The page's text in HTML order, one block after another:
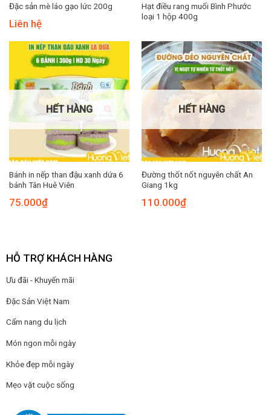
Đặc sản mè láo gạo lức 200g
Liên hệ
Hạt điều rang muối Bình Phước
loại 1 hộp 400g
HẾT HÀNG
Bánh in nếp than đậu xanh dứa 6
bánh Tân Huê Viên
75.000₫
HẾT HÀNG
Đường thốt nốt nguyên chất An
Giang 1kg
110.000₫
HỖ TRỢ KHÁCH HÀNG
Ưu đãi - Khuyến mãi
Đặc Sản Việt Nam
Cẩm nang du lịch
Món ngon mỗi ngày
Khỏe đẹp mỗi ngày
Mẹo vặt cuộc sống